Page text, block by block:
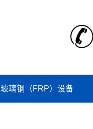
玻璃钢（FRP）设备